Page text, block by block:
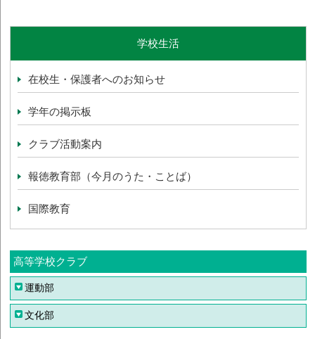
学校生活
在校生・保護者へのお知らせ
学年の掲示板
クラブ活動案内
報徳教育部（今月のうた・ことば）
国際教育
高等学校クラブ
運動部
文化部